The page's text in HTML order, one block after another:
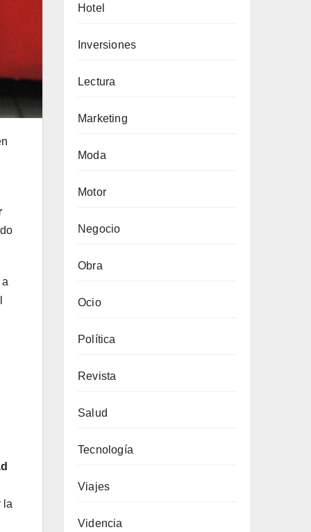
la
Hotel
Inversiones
Lectura
Marketing
Moda
Motor
Negocio
Obra
Ocio
Política
Revista
Salud
Tecnología
Viajes
Videncia